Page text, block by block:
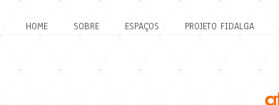
HOME SOBRE ESPAÇOS PROJETO FIDALGA